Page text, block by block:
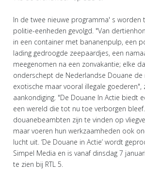
In de twee nieuwe programma' s worden
politie-eenheden gevolgd. "Van
in een container met bananenpulp, een
lading gedroogde zeepaardjes, een
meegenomen na een zonvakantie; elke
onderschept de Nederlandse Douane de
exotische maar vooral illegale goederen",
aankondiging. "De Douane In Actie biedt
een wereld die tot nu toe verborgen
douanebeambten zijn te vinden op
maar voeren hun werkzaamheden ook
lucht uit. ‘De Douane in Actie’ wordt
Simpel Media en is vanaf dinsdag 7
te zien bij RTL 5.